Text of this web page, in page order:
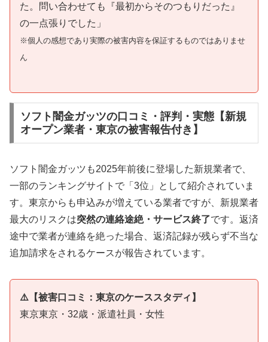
た。問い合わせても『最初からそのつもりだった』
の一点張りでした」
※個人の感想であり実際の被害内容を保証するものではありませ
ん
ソフト闇金ガッツの口コミ・評判・実態【新規
オープン業者・東京の被害報告付き】
ソフト闇金ガッツも2025年前後に登場した新規業者で、
一部のランキングサイトで「3位」として紹介されていま
す。東京からも申込みが増えている業者ですが、新規業者
最大のリスクは突然の連絡途絶・サービス終了です。返済
途中で業者が連絡を絶った場合、返済記録が残らず不当な
追加請求をされるケースが報告されています。
⚠️【被害口コミ：東京のケーススタディ】
東京東京・32歳・派遣社員・女性